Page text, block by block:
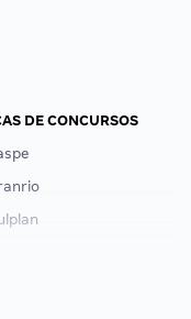
DE CONCURSOS